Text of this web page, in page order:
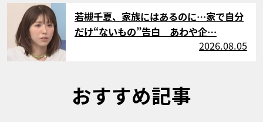
サムネイル
若槻千夏、家族にはあるのに…家で自分
だけ“ないもの”告白 あわや企…
2026.08.05
おすすめ記事